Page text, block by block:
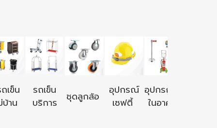
เข็น
บ้าน
รถเข็น
บริการ
ชุดลูกล้อ
อุปกรณ์
เซฟตี้
อุปกรณ์ใช้
ในอาคาร